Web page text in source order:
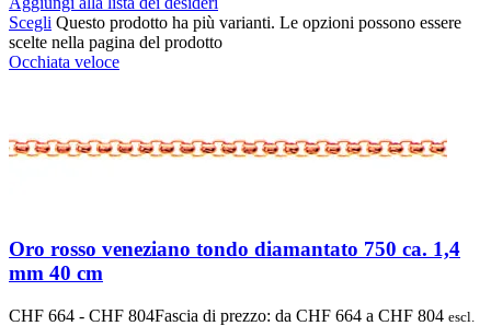
Scegli Questo prodotto ha più varianti. Le opzioni possono essere
scelte nella pagina del prodotto
Occhiata veloce
Oro rosso veneziano tondo diamantato 750 ca. 1,4
mm 40 cm
CHF 664 - CHF 804Fascia di prezzo: da CHF 664 a CHF 804 escl.